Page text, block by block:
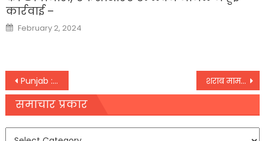
कार्रवाई –
Posted
on
February 2, 2024
Post
navigation
Punjab : प्रियंका गांधी ने लिखी नवजोत सिंह सिद्धू को चिट्ठी शराब मामले में बिहार पुलिस की सबसे बड़ी कार्रवाई,
समाचार प्रकार
समाचार